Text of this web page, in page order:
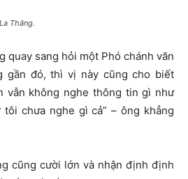
Thăng.
quay sang hỏi một Phó chánh văn
gần đó, thì vị này cũng cho biết
vẫn không nghe thông tin gì như
chưa nghe gì cả” – ông khẳng
cũng cười lớn và nhận định định